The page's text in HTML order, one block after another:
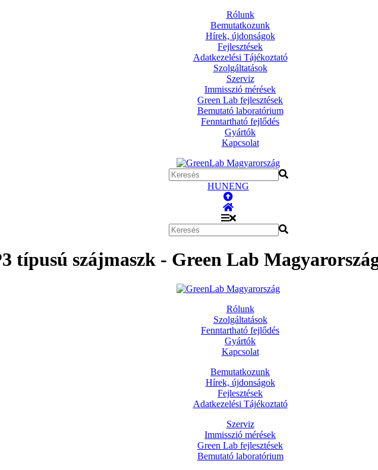
Rólunk
Bemutatkozunk
Hírek, újdonságok
Fejlesztések
Adatkezelési Tájékoztató
Szolgáltatások
Szerviz
Immisszió mérések
Green Lab fejlesztések
Bemutató laboratórium
Fenntartható fejlődés
Gyártók
Kapcsolat
HUNENG
típusú szájmaszk - Green Lab
Rólunk
Szolgáltatások
Fenntartható fejlődés
Gyártók
Kapcsolat
Bemutatkozunk
Hírek, újdonságok
Fejlesztések
Adatkezelési Tájékoztató
Szerviz
Immisszió mérések
Green Lab fejlesztések
Bemutató laboratórium